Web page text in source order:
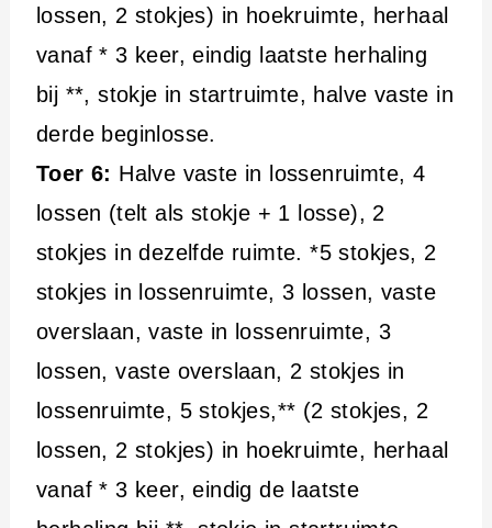
lossen, 2 stokjes) in hoekruimte, herhaal
vanaf * 3 keer, eindig laatste herhaling
bij **, stokje in startruimte, halve vaste in
derde beginlosse.
Toer 6: Halve vaste in lossenruimte, 4
lossen (telt als stokje + 1 losse), 2
stokjes in dezelfde ruimte. *5 stokjes, 2
stokjes in lossenruimte, 3 lossen, vaste
overslaan, vaste in lossenruimte, 3
lossen, vaste overslaan, 2 stokjes in
lossenruimte, 5 stokjes,** (2 stokjes, 2
lossen, 2 stokjes) in hoekruimte, herhaal
vanaf * 3 keer, eindig de laatste